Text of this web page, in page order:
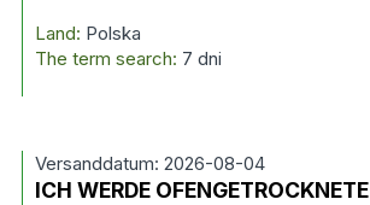
Land: Polska
The term search: 7 dni
Versanddatum: 2026-08-04
ICH WERDE OFENGETROCKNETE